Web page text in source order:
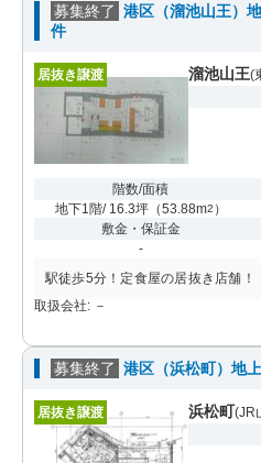
募集終了 港区（溜池山王）
件
居抜き譲渡 溜池山王(
階数/面積
地下1階/ 16.3坪（53.88m2 ）
敷金・保証金
-
駅徒歩5分！定食屋の居抜き店舗！
取扱会社: －
募集終了 港区（浜松町）地
居抜き譲渡 浜松町(JR